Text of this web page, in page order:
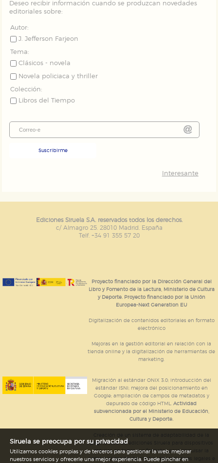
Deseo recibir información cuando se produzcan novedades
editoriales sobre:
Autor:
J. Jefferson Farjeon
Tema:
Clásicos - novela
Novela policiaca y thriller
Colección:
Libros del Tiempo
Suscribirme
Interesante
Ediciones Siruela S.A. reservados todos los derechos.
c/ Almagro 25. 28010 Madrid. España
Telf. +34 91 355 57 20
Proyecto financiado por la Dirección General del
Libro y Fomento de la Lectura, Ministerio de Cultura
y Deporte. Proyecto financiado por la Unión
Europea-Next Generation EU
Digitalización de contenidos editoriales en formato
electrónico
Mejoras en la gestión editorial en relación con la
tienda online y la digitalización de herramientas de
marketing.
Migración al estándar ONIX 3.0; introducción del
estándar ISNI; mejora del posicionamiento en
Google; ampliación de campos de metadatos y
depurado de código HTML.Actividad
subvencionada por el Ministerio de Educación,
Cultura y Deporte.
página web de ediciones Siruela para dispositivos
móviles en todos sus formatos para impulsar la
comercialización de contenidos culturales legales e
Siruela se preocupa por su privacidad
Utilizamos cookies propias y de terceros para gestionar la web, mejorar
nuestros servicios y ofrecerle una mejor experiencia. Puede pinchar en
Puede consultar nuestrapolítica de cookies